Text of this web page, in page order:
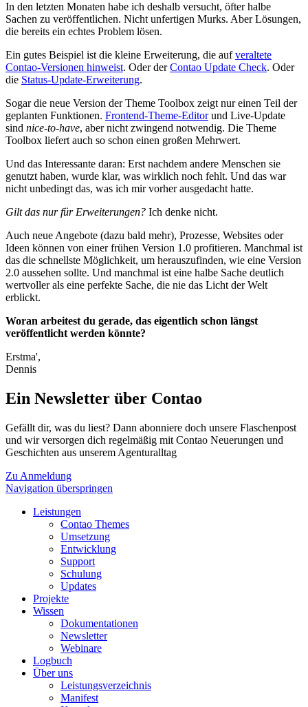
In den letzten Monaten habe ich deshalb versucht, öfter halbe
Sachen zu veröffentlichen. Nicht unfertigen Murks. Aber Lösungen,
die bereits ein echtes Problem lösen.
Ein gutes Beispiel ist die kleine Erweiterung, die aufveraltete
Contao-Versionen hinweist. Oder derContao Update Check. Oder
die Status-Update-Erweiterung.
Sogar die neue Version der Theme Toolbox zeigt nur einen Teil der
geplanten Funktionen. Frontend-Theme-Editorund Live-Update
sind nice-to-have, aber nicht zwingend notwendig. Die Theme
Toolbox liefert auch so schon einen großen Mehrwert.
Und das Interessante daran: Erst nachdem andere Menschen sie
genutzt haben, wurde klar, was wirklich noch fehlt. Und das war
nicht unbedingt das, was ich mir vorher ausgedacht hatte.
Gilt das nur für Erweiterungen? Ich denke nicht.
Auch neue Angebote (dazu bald mehr), Prozesse, Websites oder
Ideen können von einer frühen Version 1.0 profitieren. Manchmal ist
das die schnellste Möglichkeit, um herauszufinden, wie eine Version
2.0 aussehen sollte. Und manchmal ist eine halbe Sache deutlich
wertvoller als eine perfekte Sache, die nie das Licht der Welt
erblickt.
Woran arbeitest du gerade, das eigentlich schon längst
veröffentlicht werden könnte?
Erstma',
Dennis
Ein Newsletter über Contao
Gefällt dir, was du liest? Dann abonniere doch unsere Flaschenpost
und wir versorgen dich regelmäßig mit Contao Neuerungen und
Geschichten aus unserem Agenturalltag
Zu Anmeldung
Navigation überspringen
Leistungen
Contao Themes
Umsetzung
Entwicklung
Support
Schulung
Updates
Projekte
Wissen
Dokumentationen
Newsletter
Webinare
Logbuch
Über uns
Leistungsverzeichnis
Manifest